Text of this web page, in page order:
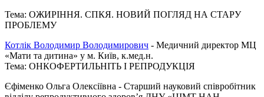
Тема: ОЖИРІННЯ. СПКЯ. НОВИЙ ПОГЛЯД НА СТАРУ
ПРОБЛЕМУ
Котлік Володимир Володимирович - Медичний директор МЦ
«Мати та дитина» у м. Київ, к.мед.н.
Тема: ОНКОФЕРТИЛЬНІТЬ І РЕПРОДУКЦІЯ
Єфіменко Ольга Олексіївна - Старший науковий співробітник